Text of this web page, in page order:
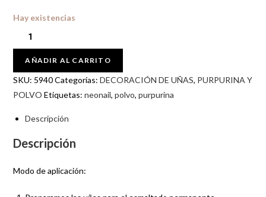
Hay existencias
AÑADIR AL CARRITO
SKU: 5940 Categorías:DECORACIÓN DE UÑAS, PURPURINA Y
POLVO Etiquetas:neonail,polvo,purpurina
Descripción
Descripción
Modo de aplicación: